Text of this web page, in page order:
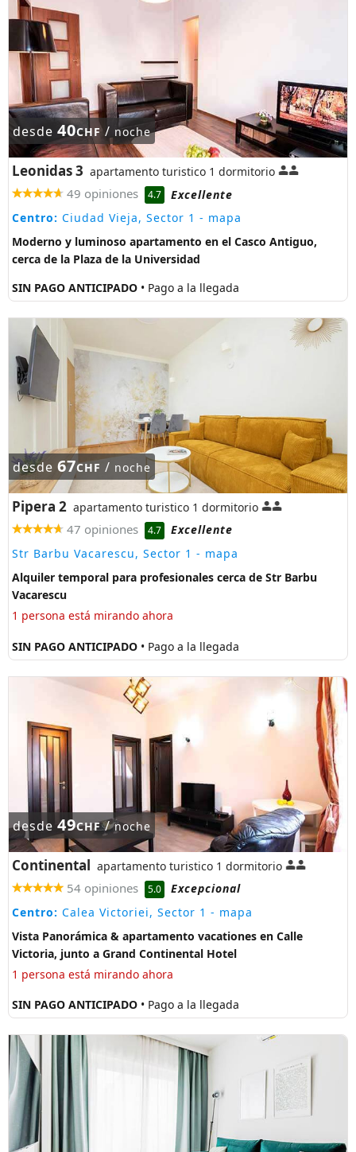
desde 40CHF/ noche
Leonidas 3 apartamento turistico 1 dormitorio
49 opiniones 4.7
Excellente
Centro: Ciudad Vieja, Sector 1 - mapa
Moderno y luminoso apartamento en el Casco Antiguo,
cerca de la Plaza de la Universidad
SIN PAGO ANTICIPADO • Pago a la llegada
desde 67CHF / noche
Pipera 2 apartamento turistico 1 dormitorio
47 opiniones 4.7
Excellente
Str Barbu Vacarescu, Sector 1 - mapa
Alquiler temporal para profesionales cerca de Str Barbu
Vacarescu
1 persona está mirando ahora
SIN PAGO ANTICIPADO • Pago a la llegada
desde49CHF/noche
Continental apartamento turistico 1 dormitorio
54 opiniones 5.0
Excepcional
Centro: Calea Victoriei, Sector 1 - mapa
Vista Panorámica & apartamento vacationes en Calle
Victoria, junto a Grand Continental Hotel
1 persona está mirando ahora
SIN PAGO ANTICIPADO • Pago a la llegada